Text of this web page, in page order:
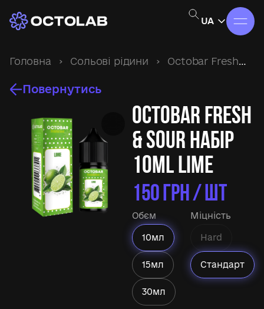
UA
Головна › Сольові рідини › Octobar Fresh&Sour
Повернутись
Octobar Fresh
& Sour набір
10ml Lime
150ГРН / ШТ
Обєм
10мл
15мл
30мл
Міцність
Hard
Стандарт